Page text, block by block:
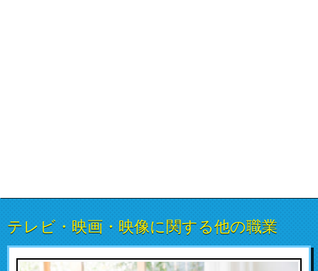
テレビ・映画・映像に関する他の職業